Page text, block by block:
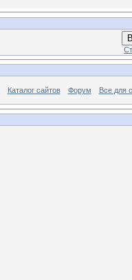
Каталог сайтов Форум Все для